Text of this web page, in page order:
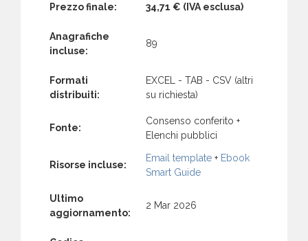
Prezzo finale: 34,71 € (IVA esclusa)
Anagrafiche
incluse:
89
Formati
distribuiti:
EXCEL - TAB - CSV (altri
su richiesta)
Fonte:
Consenso conferito +
Elenchi pubblici
Risorse incluse:
Email template + Ebook
Smart Guide
Ultimo
aggiornamento:
2 Mar 2026